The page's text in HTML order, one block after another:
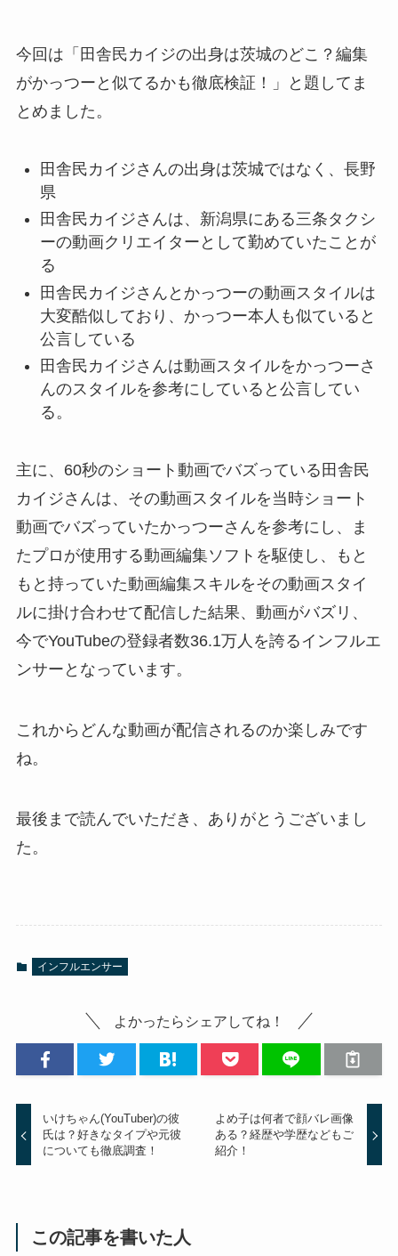
今回は「田舎民カイジの出身は茨城のどこ？編集
がかっつーと似てるかも徹底検証！」と題してま
とめました。
田舎民カイジさんの出身は茨城ではなく、長野
県
田舎民カイジさんは、新潟県にある三条タクシ
ーの動画クリエイターとして勤めていたことが
る
田舎民カイジさんとかっつーの動画スタイルは
大変酷似しており、かっつー本人も似ていると
公言している
田舎民カイジさんは動画スタイルをかっつーさ
んのスタイルを参考にしていると公言してい
る。
主に、60秒のショート動画でバズっている田舎民
カイジさんは、その動画スタイルを当時ショート
動画でバズっていたかっつーさんを参考にし、ま
たプロが使用する動画編集ソフトを駆使し、もと
もと持っていた動画編集スキルをその動画スタイ
ルに掛け合わせて配信した結果、動画がバズリ、
今でYouTubeの登録者数36.1万人を誇るインフルエ
ンサーとなっています。
これからどんな動画が配信されるのか楽しみです
ね。
最後まで読んでいただき、ありがとうございまし
た。
インフルエンサー
よかったらシェアしてね！
いけちゃん(YouTuber)の彼
氏は？好きなタイプや元彼
についても徹底調査！
よめ子は何者で顔バレ画像
ある？経歴や学歴などもご
紹介！
この記事を書いた人